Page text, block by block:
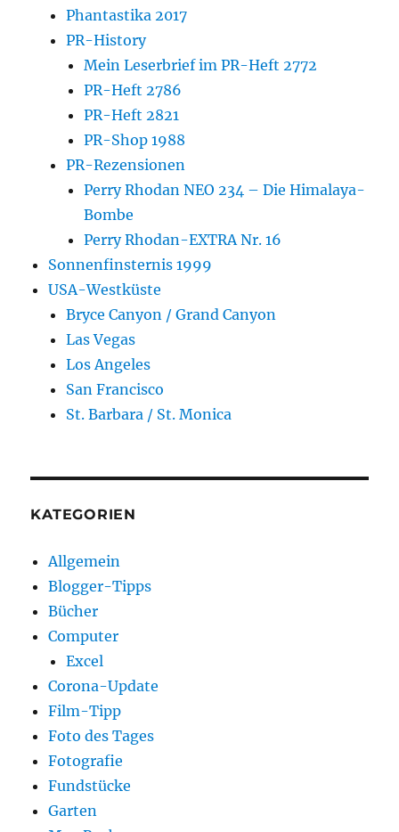
Phantastika 2017
PR-History
Mein Leserbrief im PR-Heft 2772
PR-Heft 2786
PR-Heft 2821
PR-Shop 1988
PR-Rezensionen
Perry Rhodan NEO 234 – Die Himalaya-
Bombe
Perry Rhodan-EXTRA Nr. 16
Sonnenfinsternis 1999
USA-Westküste
Bryce Canyon / Grand Canyon
Las Vegas
Los Angeles
San Francisco
St. Barbara / St. Monica
KATEGORIEN
Allgemein
Blogger-Tipps
Bücher
Computer
Excel
Corona-Update
Film-Tipp
Foto des Tages
Fotografie
Fundstücke
Garten